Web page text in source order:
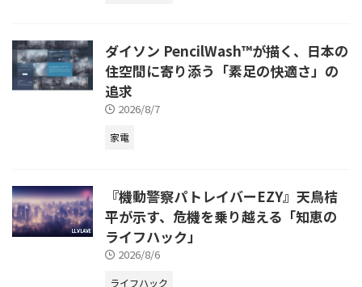
ダイソン PencilWash™が描く、日本の
住空間に寄り添う「素足の快適さ」の
追求
2026/8/7
家電
『機動警察パトレイバーEZY』天鳥桔
平が示す、危機を乗り越える「知恵の
ライフハック」
2026/8/6
ライフハック